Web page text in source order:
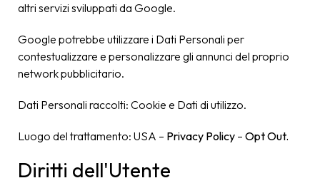
altri servizi sviluppati da Google.
Google potrebbe utilizzare i Dati Personali per
contestualizzare e personalizzare gli annunci del proprio
network pubblicitario.
Dati Personali raccolti: Cookie e Dati di utilizzo.
Luogo del trattamento: USA – Privacy Policy – Opt Out.
Diritti dell'Utente